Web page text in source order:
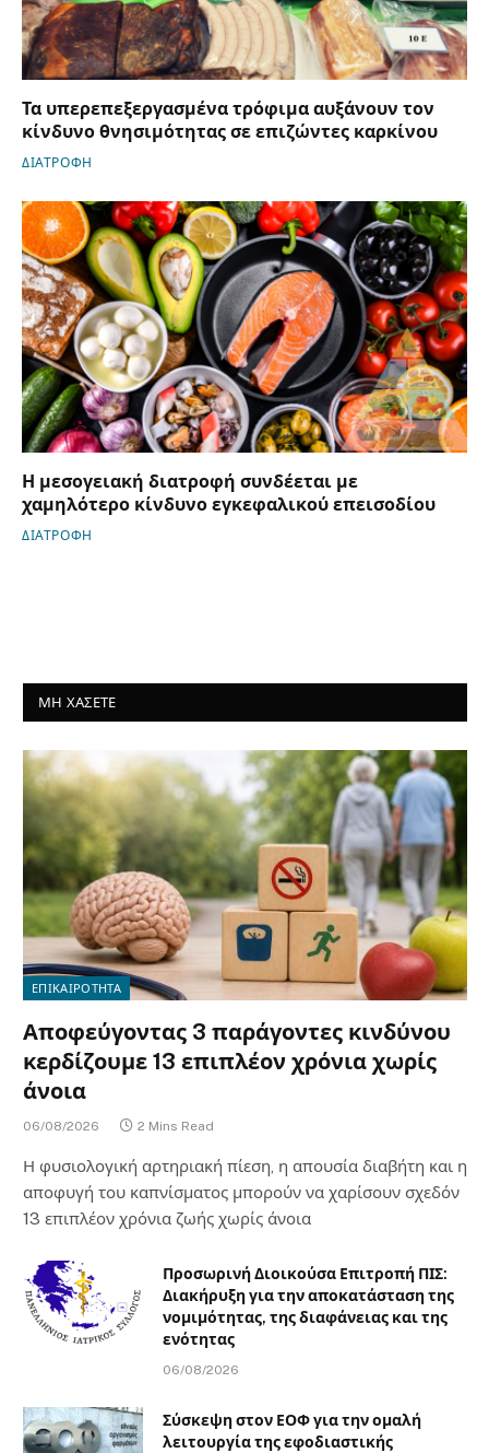
Τα υπερεπεξεργασμένα τρόφιμα αυξάνουν τον
κίνδυνο θνησιμότητας σε επιζώντες καρκίνου
ΔΙΑΤΡΟΦΗ
Η μεσογειακή διατροφή συνδέεται με
χαμηλότερο κίνδυνο εγκεφαλικού επεισοδίου
ΔΙΑΤΡΟΦΗ
ΜΗ ΧΑΣΕΤΕ
ΕΠΙΚΑΙΡΟΤΗΤΑ
Αποφεύγοντας 3 παράγοντες κινδύνου
κερδίζουμε 13 επιπλέον χρόνια χωρίς
άνοια
06/08/2026 2 Mins Read
Η φυσιολογική αρτηριακή πίεση, η απουσία διαβήτη και η
αποφυγή του καπνίσματος μπορούν να χαρίσουν σχεδόν
13 επιπλέον χρόνια ζωής χωρίς άνοια
Προσωρινή Διοικούσα Επιτροπή ΠΙΣ:
Διακήρυξη για την αποκατάσταση της
νομιμότητας, της διαφάνειας και της
ενότητας
06/08/2026
Σύσκεψη στον ΕΟΦ για την ομαλή
λειτουργία της εφοδιαστικής